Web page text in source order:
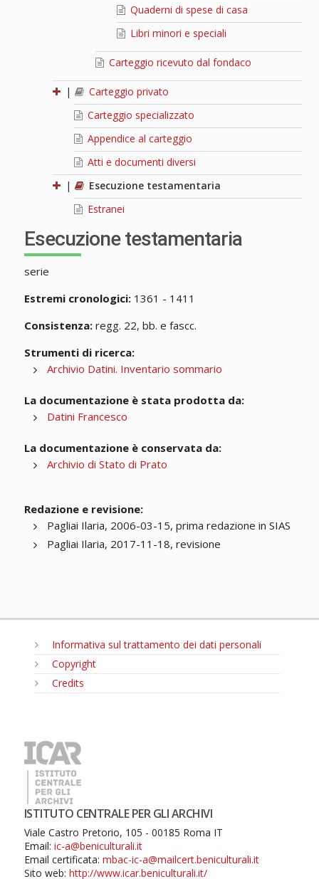
Quaderni di spese di casa
Libri minori e speciali
Carteggio ricevuto dal fondaco
|
Carteggio privato
Carteggio specializzato
Appendice al carteggio
Atti e documenti diversi
|
Esecuzione testamentaria
Estranei
Esecuzione testamentaria
serie
Estremi cronologici:1361 - 1411
Consistenza:regg. 22, bb. e fascc.
Strumenti di ricerca:
Archivio Datini. Inventario sommario
La documentazione è stata prodotta da:
Datini Francesco
La documentazione è conservata da:
Archivio di Stato di Prato
Redazione e revisione:
Pagliai Ilaria, 2006-03-15, prima redazione in SIAS
Pagliai Ilaria, 2017-11-18, revisione
Informativa sul trattamento dei dati personali
Copyright
Credits
ISTITUTO CENTRALE PER GLI ARCHIVI
Viale Castro Pretorio, 105 - 00185 Roma IT
Email: ic-a@beniculturali.it
Email certificata: mbac-ic-a@mailcert.beniculturali.it
Sito web: http://www.icar.beniculturali.it/